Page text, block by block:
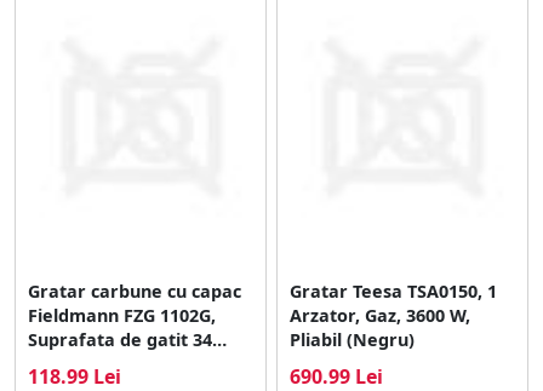
Gratar carbune cu capac
Fieldmann FZG 1102G,
Suprafata de gatit 34
118.99 Lei
Gratar Teesa TSA0150, 1
Arzator, Gaz, 3600 W,
Pliabil (Negru)
690.99 Lei